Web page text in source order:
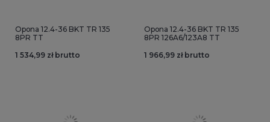
Opona 12.4-36 BKT TR 135
8PR TT
1 534,99 zł brutto
Opona 12.4-36 BKT TR 135
8PR 126A6/123A8 TT
1 966,99 zł brutto